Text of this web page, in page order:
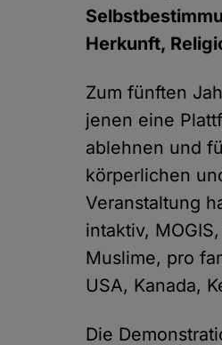
Herkunft,
Zum fünften
jenen eine
ablehnen und
körperlichen
Veranstaltung
intaktiv,
Muslime, pro
USA, Kanada,
Die